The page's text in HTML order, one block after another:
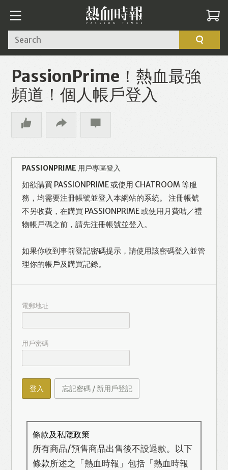
Search
PassionPrime！熱血最強
頻道！個人帳戶登入
PASSIONPRIME 用戶專區登入
如欲購買 PASSIONPRIME 或使用 CHATROOM 等服
務，均需要注冊帳號並登入本網站的系統。 注冊帳號
不另收費，在購買 PASSIONPRIME 或使用月費咭／禮
物帳戶碼之前，請先注冊帳號並登入。
如果你收到事前登記密碼提示，請使用該密碼登入並管
理你的帳戶及購買記錄。
電郵地址
用戶密碼
登入 忘記密碼 / 新用戶登記
條款及私隱政策
所有商品/預售商品出售後不設退款。以下
條款所述之「熱血時報」包括「熱血時報